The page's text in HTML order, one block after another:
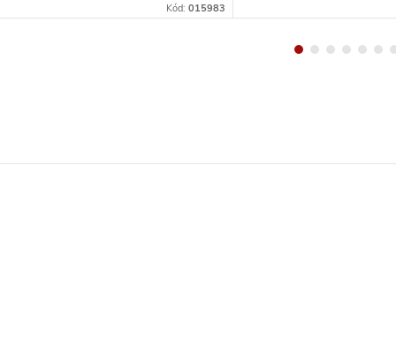
Kód: 015983